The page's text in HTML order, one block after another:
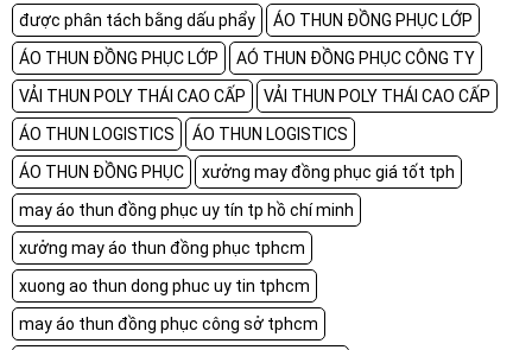
được phân tách bằng dấu phẩy
ÁO THUN ĐỒNG PHỤC LỚP
ÁO THUN ĐỒNG PHỤC LỚP
AÓ THUN ĐỒNG PHỤC CÔNG TY
VẢI THUN POLY THÁI CAO CẤP
VẢI THUN POLY THÁI CAO CẤP
ÁO THUN LOGISTICS
ÁO THUN LOGISTICS
ÁO THUN ĐỒNG PHỤC
xưởng may đồng phục giá tốt tph
may áo thun đồng phục uy tín tp hồ chí minh
xưởng may áo thun đồng phục tphcm
xuong ao thun dong phuc uy tin tphcm
may áo thun đồng phục công sở tphcm